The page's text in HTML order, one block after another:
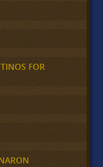
FOR